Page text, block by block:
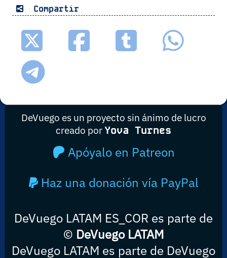
Compartir
DeVuego es un proyecto sin ánimo de lucro
creado por Yova Turnes
Apóyalo en Patreon
Haz una donación vía PayPal
DeVuego LATAM ES_COR es parte de
© DeVuego LATAM
DeVuego LATAM es parte de DeVuego